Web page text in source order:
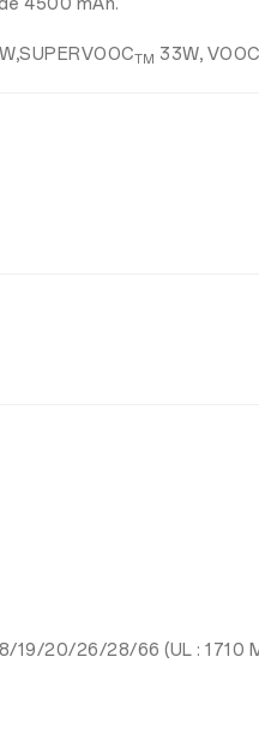
4500 mAh.
TM 33W,
20/26/28/66 (UL : 1710